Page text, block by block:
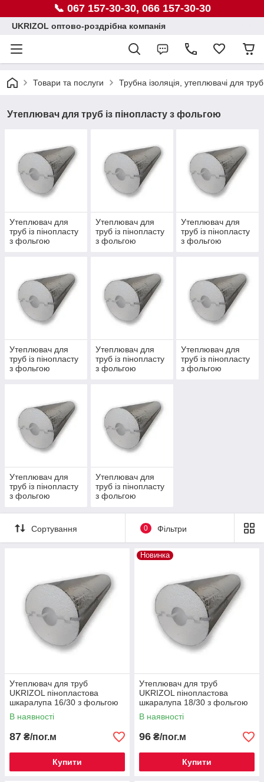
📞 067 157-30-30, 066 157-30-30
UKRIZOL оптово-роздрібна компанія
Товари та послуги Трубна ізоляція, утеплювачі для труб
Утеплювач для труб із пінопласту з фольгою
Утеплювач для
труб із пінопласту
з фольгою
Утеплювач для
труб із пінопласту
з фольгою
Утеплювач для
труб із пінопласту
з фольгою
Утеплювач для
труб із пінопласту
з фольгою
Утеплювач для
труб із пінопласту
з фольгою
Утеплювач для
труб із пінопласту
з фольгою
Утеплювач для
труб із пінопласту
з фольгою
Утеплювач для
труб із пінопласту
з фольгою
Сортування 0 Фільтри
Утеплювач для труб
UKRIZOL пінопластова
шкаралупа 16/30 з фольгою
В наявності
87 ₴/пог.м
Купити
Новинка
Утеплювач для труб
UKRIZOL пінопластова
шкаралупа 18/30 з фольгою
В наявності
96 ₴/пог.м
Купити